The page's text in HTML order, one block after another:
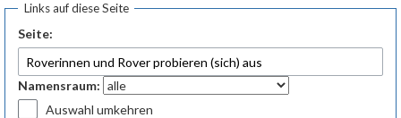
Projekte
Projektmethode
Links auf diese Seite
Seite:
Namensraum:
Auswahl umkehren